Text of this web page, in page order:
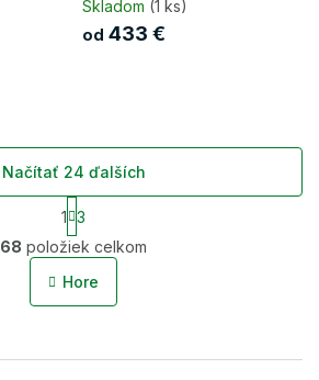
Skladom (1 ks)
od 433 €
O
v
l
c
Načítať 24 ďalších
S
t
r
á
n
a
1 3
68 položiek celkom
Hore